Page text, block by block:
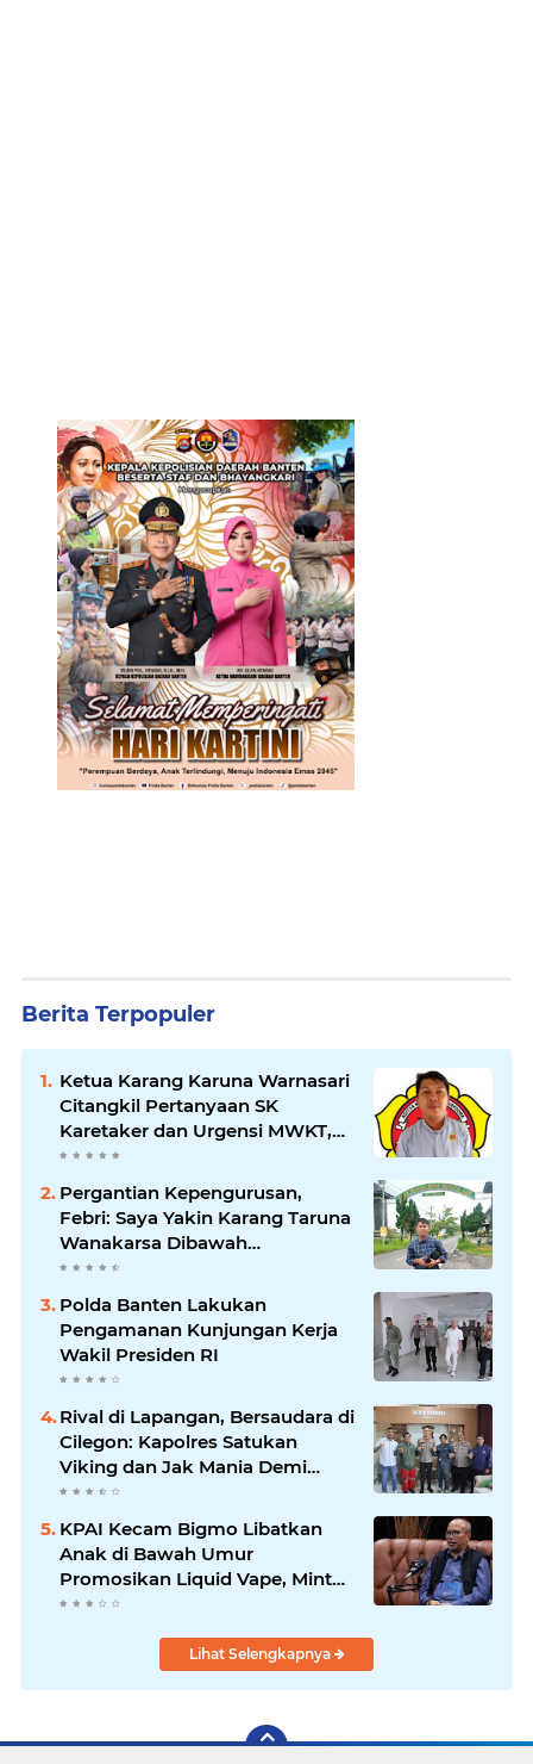
Berita Terpopuler
Ketua Karang Karuna Warnasari
Citangkil Pertanyaan SK
Karetaker dan Urgensi MWKT,
Saat Suasana Berduka
Pergantian Kepengurusan,
Febri: Saya Yakin Karang Taruna
Wanakarsa Dibawah
Kepemimpinan Bung Entus
Jauh Membawa Manfaat
Polda Banten Lakukan
Pengamanan Kunjungan Kerja
Wakil Presiden RI
Rival di Lapangan, Bersaudara di
Cilegon: Kapolres Satukan
Viking dan Jak Mania Demi
Nobar Damai Piala Presiden
KPAI Kecam Bigmo Libatkan
Anak di Bawah Umur
Promosikan Liquid Vape, Minta
Aparat Bertindak Tegas
Lihat Selengkapnya